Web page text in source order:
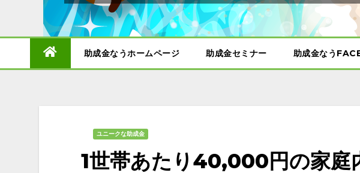
助成金なうホームページ 助成金セミナー 助成金なう
ユニークな助成金
1世帯あたり40,000円の家庭